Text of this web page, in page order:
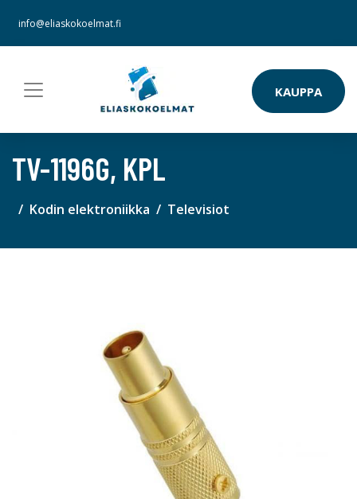
info@eliaskokoelmat.fi
KAUPPA
TV-1196G, KPL
Kodin elektroniikka Televisiot